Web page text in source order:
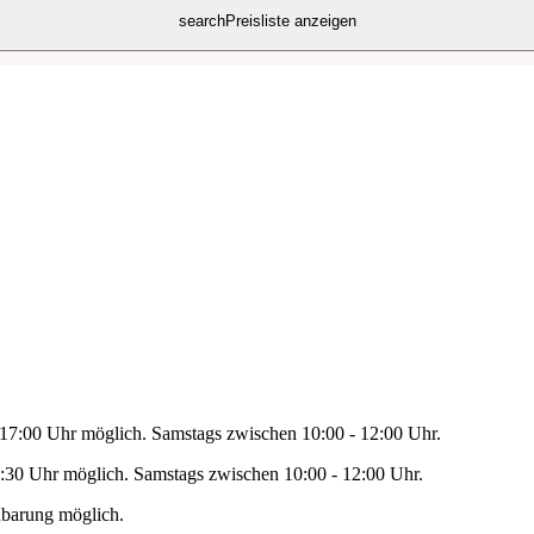
searchPreisliste anzeigen
Uhr möglich. Samstags zwischen 10:00 - 12:00 Uhr.
Uhr möglich. Samstags zwischen 10:00 - 12:00 Uhr.
möglich.